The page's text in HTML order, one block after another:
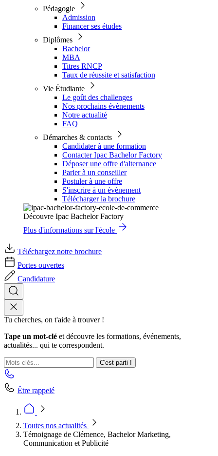
Pédagogie
Admission
Financer ses études
Diplômes
Bachelor
MBA
Titres RNCP
Taux de réussite et satisfaction
Vie Étudiante
Le goût des challenges
Nos prochains évènements
Notre actualité
FAQ
Démarches & contacts
Candidater à une formation
Contacter Ipac Bachelor Factory
Déposer une offre d'alternance
Parler à un conseiller
Postuler à une offre
S'inscrire à un évènement
Télécharger la brochure
Découvre Ipac Bachelor Factory
Plus d'informations sur l'école
Téléchargez notre brochure
Portes ouvertes
Candidature
Tu cherches, on t'aide à trouver !
Tape un mot-clé et découvre les formations, événements,
actualités... qui te correspondent.
C'est parti !
Être rappelé
Toutes nos actualités
Témoignage de Clémence, Bachelor Marketing,
Communication et Publicité